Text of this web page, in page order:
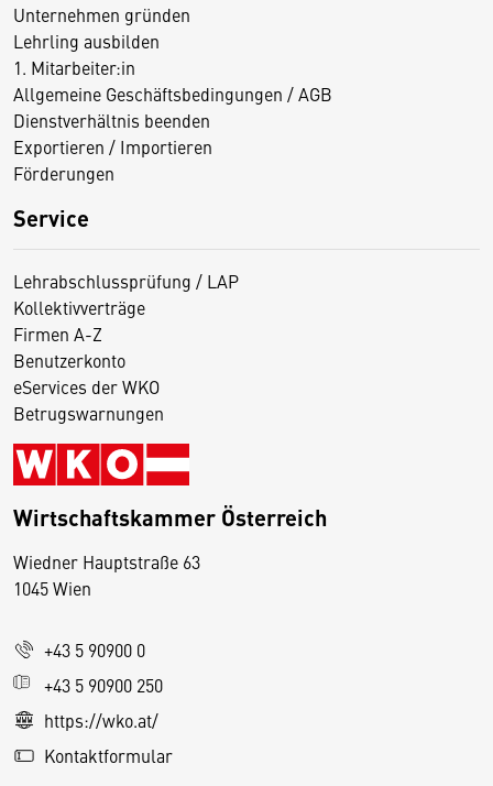
Unternehmen gründen
Lehrling ausbilden
1. Mitarbeiter:in
Allgemeine Geschäftsbedingungen / AGB
Dienstverhältnis beenden
Exportieren / Importieren
Förderungen
Service
Lehrabschlussprüfung / LAP
Kollektivverträge
Firmen A-Z
Benutzerkonto
eServices der WKO
Betrugswarnungen
Wirtschaftskammer Österreich
Wiedner Hauptstraße 63
1045 Wien
+43 5 90900 0
+43 5 90900 250
https://wko.at/
Kontaktformular
D
s
e
S
e